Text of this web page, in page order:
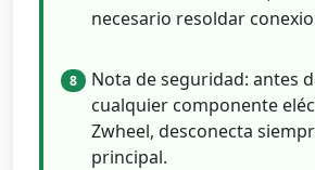
necesario resoldar
8
Nota de seguridad: antes
cualquier componente
Zwheel, desconecta
principal.